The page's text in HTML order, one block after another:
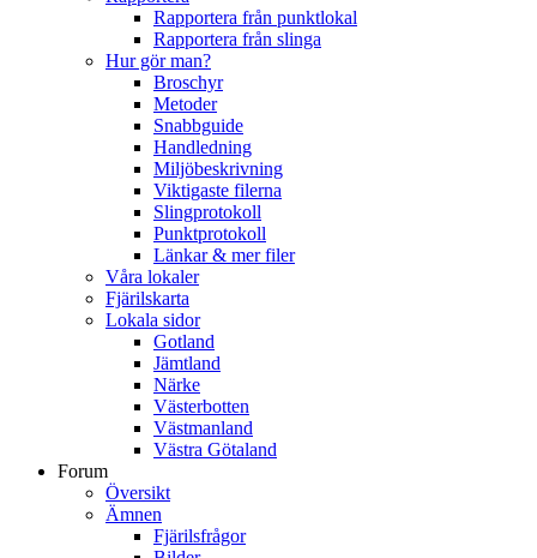
Rapportera från punktlokal
Rapportera från slinga
Hur gör man?
Broschyr
Metoder
Snabbguide
Handledning
Miljöbeskrivning
Viktigaste filerna
Slingprotokoll
Punktprotokoll
Länkar & mer filer
Våra lokaler
Fjärilskarta
Lokala sidor
Gotland
Jämtland
Närke
Västerbotten
Västmanland
Västra Götaland
Forum
Översikt
Ämnen
Fjärilsfrågor